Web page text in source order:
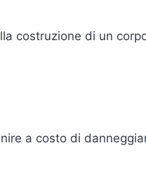
costruzione di un
a costo di